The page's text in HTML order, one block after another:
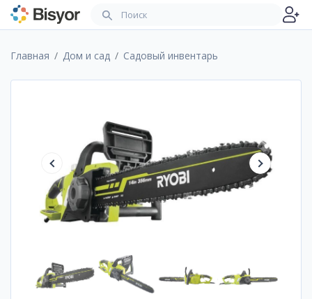
Главная Дом и сад Садовый инвентарь